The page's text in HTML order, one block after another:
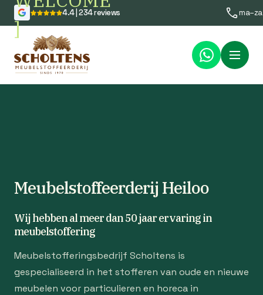
]
4.4 | 234 reviews
Menu
Meubelstoffeerderij Heiloo
Wij hebben al meer dan 50 jaar ervaring in
meubelstoffering
Meubelstofferingsbedrijf Scholtens is
gespecialiseerd in het stofferen van oude en nieuwe
meubelen voor particulieren en horeca in